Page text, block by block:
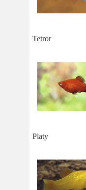
Tetror
Platy